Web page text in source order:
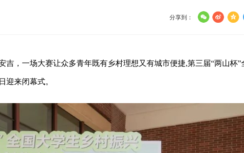
分享到：
吉，一场大赛让众多青年既有乡村理想又有城市便捷,第三届“两山杯”
迎来闭幕式。